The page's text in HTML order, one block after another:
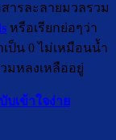
ารละลายมวลรวม
หรือเรียกย่อๆว่า
ป็น 0 ไม่เหมือนน้ำ
มหลงเหลืออยู่
บเข้าใจง่าย